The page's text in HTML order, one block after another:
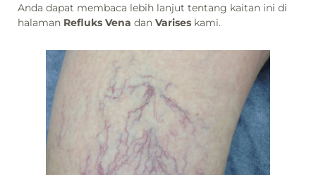
Anda dapat membaca lebih lanjut tentang kaitan ini di
halaman Refluks Vena dan Varises kami.